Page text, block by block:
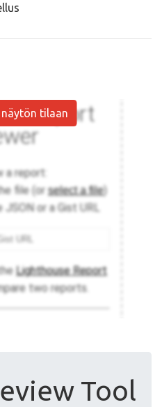
tilaan
Tool